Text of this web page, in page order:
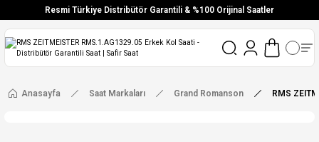
Resmi Türkiye Distribütör Garantili & %100 Orijinal Saatler
Vade Farksız 6 Taksit
Aynı Gün Stoktan Gönderim
Ücretsiz Kargo
Anasayfa Saat Markaları Grand Romanson RMS